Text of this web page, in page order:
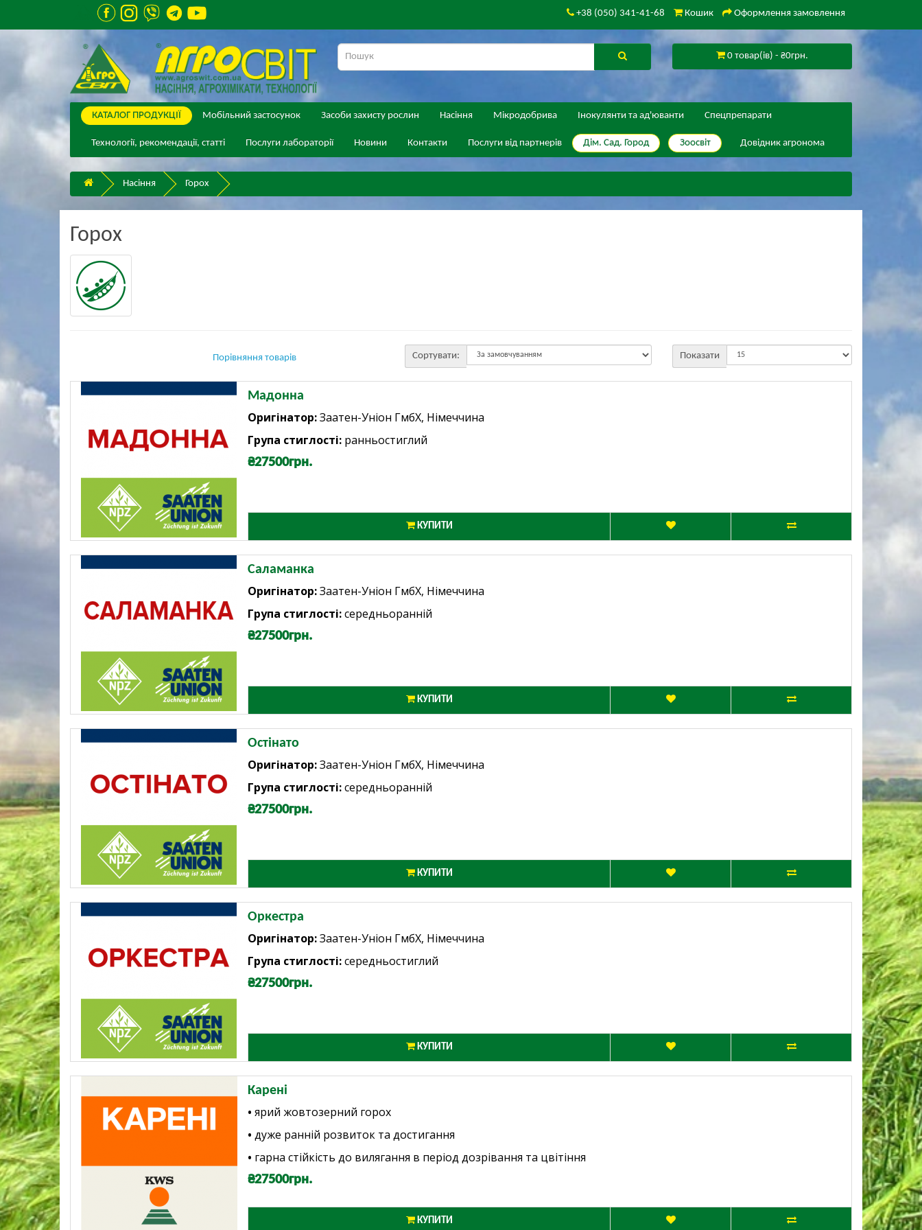
+38 (050) 341-41-68 Кошик Оформлення замовлення
0 товар(ів) - ₴0грн.
КАТАЛОГ ПPОДУКЦІЇ Мобільний застосунок Засоби захисту рослин Насіння Мікродобрива Інокулянти та ад'юванти Спецпрепарати
Технології, рекомендації, статті Послуги лабораторії Новини Контакти Послуги від партнерів Дім. Сад. Город Зоосвіт Довідник агронома
Насіння Горох
Горох
Порівняння товарів Сортувати: Показати
Мадонна
Оригінатор:Заатен-Уніон ГмбХ, Німеччина
Група стиглості: ранньостиглий
₴27500грн.
КУПИТИ
Саламанка
Оригінатор:Заатен-Уніон ГмбХ, Німеччина
Група стиглості:середньоранній
₴27500грн.
КУПИТИ
Остінато
Оригінатор:Заатен-Уніон ГмбХ, Німеччина
Група стиглості:середньоранній
₴27500грн.
КУПИТИ
Оркестра
Оригінатор:Заатен-Уніон ГмбХ, Німеччина
Група стиглості:середньостиглий
₴27500грн.
КУПИТИ
Карені
• ярий жовтозерний горох
• дуже ранній розвиток та достигання
• гарна стійкість до вилягання в період дозрівання та цвітіння
₴27500грн.
КУПИТИ